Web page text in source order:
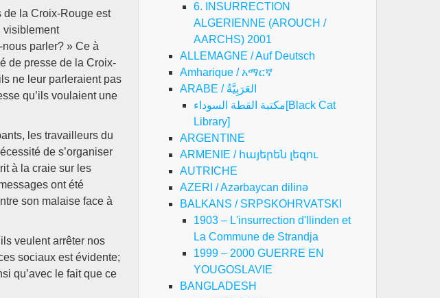
de la Croix-Rouge est
visiblement
parler? » Ce à
de presse de la Croix-
ne leur parleraient pas
qu’ils voulaient une
les travailleurs du
de s’organiser
à la craie sur les
ont été
son malaise face à
veulent arrêter nos
sociaux est évidente;
qu’avec le fait que ce
6. INSURRECTION
ALGERIENNE (AROUCH /
AARCHS) 2001
ALLEMAGNE / Auf Deutsch
Amharique / አማርኛ
ARABE / العَرَبِيَّةُ
مكتبة القطة السوداء[Black Cat
Library]
ARGENTINE
ARMENIE / հայերեն լեզու
AUTRICHE
AZERI / Azərbaycan dilinə
BALKANS / SRPSKOHRVATSKI
1903 – L'insurrection d'Ilinden et
La Commune de Strandja
1999 – 2000 GUERRE EN
YOUGOSLAVIE
BANGLADESH